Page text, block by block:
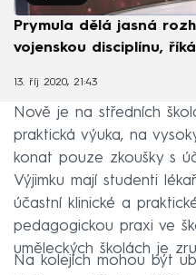
Prymula dělá jasná
vojenskou disciplínu,
13. říj 2020, 21:43
Nově je na středních
praktická výuka, na
konat pouze zkoušky s
Výjimku mají studenti
účastní klinické a
pedagogickou praxi ve
uměleckých školách je
Na kolejích mohou být